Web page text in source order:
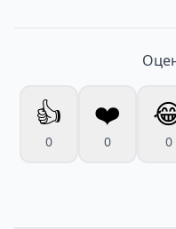
👍
0
❤️
0 0